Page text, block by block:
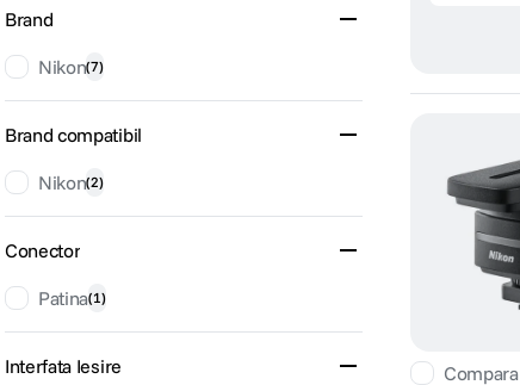
Brand
Nikon(7)
Brand compatibil
Nikon(2)
Conector
Patina(1)
Interfata Iesire
Compara